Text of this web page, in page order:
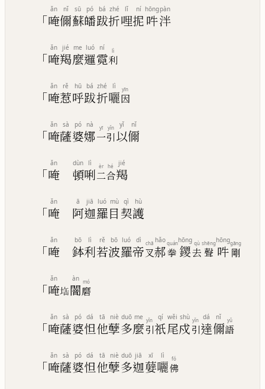
「唵
ǎn
儞
nǐ
蘇
sū
皤
pó
跋
bá
折
zhé
哩
lǐ
抳
ní
吽
hōng
泮
pàn
「唵
ǎn
羯
jié
麼
me
邏
luó
霓
ní
利
lì
「唵
ǎn
惹
rě
呼
hū
跋
bá
折
zhé
囇
lì
因
yīn
「唵
ǎn
薩
sà
婆
pó
娜
nà
一
yī
引
yǐn
以
yǐ
儞
nǐ
「唵
ǎn
頓
dùn
唎
lì
二
èr
合
hé
羯
jié
「唵
ǎn
阿
ā
迦
jiā
羅
luó
目
mù
契
qì
護
hù
「唵
ǎn
鉢
bō
利
lì
若
rě
波
bō
羅
luó
帝
dì
叉
chā
郝
hǎo
拳
quán
鑁
hōng
去
qù
聲
shēng
吽
hōng
剛
gāng
「唵
ǎn
𭎘闇
àn
磨
mó
「唵
ǎn
薩
sà
婆
pó
怛
dá
他
tā
孽
niè
多
duō
麼
me
引
yǐn
祇
qí
尾
wěi
戍
shù
引
yǐn
達
dá
儞
nǐ
語
yǔ
「唵
ǎn
薩
sà
婆
pó
怛
dá
他
tā
孽
niè
多
duō
迦
jiā
㜸
xī
囇
lì
佛
fó